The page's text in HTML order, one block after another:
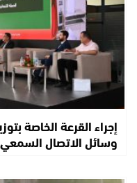
إجراء القرعة الخاصة
وسائل الاتصال